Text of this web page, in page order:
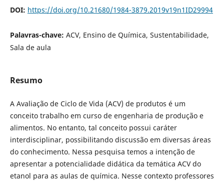
DOI: https://doi.org/10.21680/1984-3879.2019v19n1ID29994
Palavras-chave: ACV, Ensino de Química, Sustentabilidade,
Sala de aula
Resumo
A Avaliação de Ciclo de Vida (ACV) de produtos é um
conceito trabalho em curso de engenharia de produção e
alimentos. No entanto, tal conceito possui caráter
interdisciplinar, possibilitando discussão em diversas áreas
do conhecimento. Nessa pesquisa temos a intenção de
apresentar a potencialidade didática da temática ACV do
etanol para as aulas de química. Nesse contexto professores